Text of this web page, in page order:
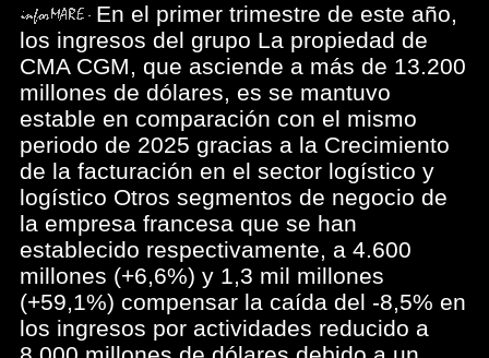
En el primer trimestre de este año,
los ingresos del grupo La propiedad de
CMA CGM, que asciende a más de 13.200
millones de dólares, es se mantuvo
estable en comparación con el mismo
periodo de 2025 gracias a la Crecimiento
de la facturación en el sector logístico y
logístico Otros segmentos de negocio de
la empresa francesa que se han
establecido respectivamente, a 4.600
millones (+6,6%) y 1,3 mil millones
(+59,1%) compensar la caída del -8,5% en
los ingresos por actividades reducido a